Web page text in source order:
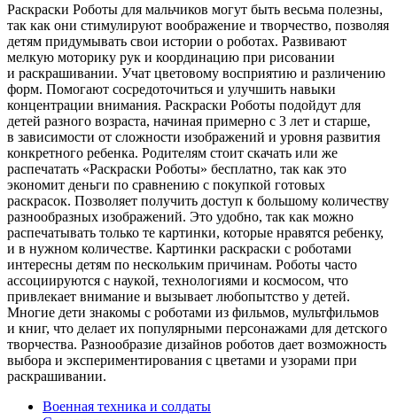
Раскраски Роботы для мальчиков могут быть весьма полезны,
так как они стимулируют воображение и творчество, позволяя
детям придумывать свои истории о роботах. Развивают
мелкую моторику рук и координацию при рисовании
и раскрашивании. Учат цветовому восприятию и различению
форм. Помогают сосредоточиться и улучшить навыки
концентрации внимания. Раскраски Роботы подойдут для
детей разного возраста, начиная примерно с 3 лет и старше,
в зависимости от сложности изображений и уровня развития
конкретного ребенка. Родителям стоит скачать или же
распечатать «Раскраски Роботы» бесплатно, так как это
экономит деньги по сравнению с покупкой готовых
раскрасок. Позволяет получить доступ к большому количеству
разнообразных изображений. Это удобно, так как можно
распечатывать только те картинки, которые нравятся ребенку,
и в нужном количестве. Картинки раскраски с роботами
интересны детям по нескольким причинам. Роботы часто
ассоциируются с наукой, технологиями и космосом, что
привлекает внимание и вызывает любопытство у детей.
Многие дети знакомы с роботами из фильмов, мультфильмов
и книг, что делает их популярными персонажами для детского
творчества. Разнообразие дизайнов роботов дает возможность
выбора и экспериментирования с цветами и узорами при
раскрашивании.
Военная техника и солдаты